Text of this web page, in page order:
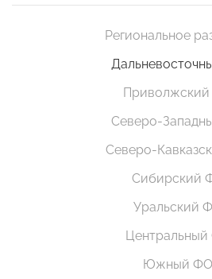
Региональное
Северо-
Северо-
Сибирский
Уральский
Южный ФО